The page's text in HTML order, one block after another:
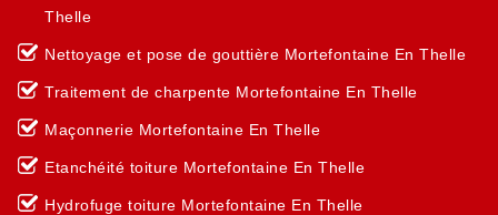
Thelle
Nettoyage et pose de gouttière Mortefontaine En Thelle
Traitement de charpente Mortefontaine En Thelle
Maçonnerie Mortefontaine En Thelle
Etanchéité toiture Mortefontaine En Thelle
Hydrofuge toiture Mortefontaine En Thelle